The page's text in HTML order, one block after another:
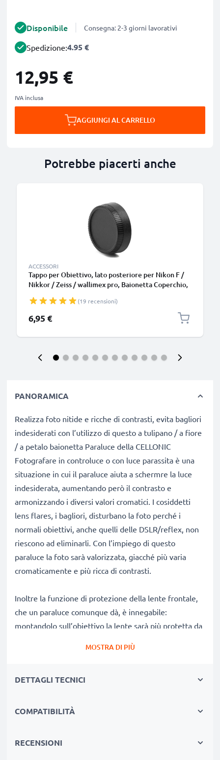
Disponibile Consegna: 2-3 giorni lavorativi
Spedizione:4.95 €
12,95 €
IVA inclusa
AGGIUNGI AL CARRELLO
Potrebbe piacerti anche
ACCESSORI
Tappo per Obiettivo, lato posteriore per Nikon F /
Nikkor / Zeiss / wallimex pro, Baionetta Coperchio,
AI)
(19 recensioni)
6,95 €
PANORAMICA
Realizza foto nitide e ricche di contrasti, evita bagliori
indesiderati con l’utilizzo di questo a tulipano / a fiore
/ a petalo baionetta Paraluce della CELLONIC
Fotografare in controluce o con luce parassita è una
situazione in cui il paraluce aiuta a schermre la luce
indesiderata, aumentando però il contrasto e
armonizzando i diversi valori cromatici. I cosiddetti
lens flares, i bagliori, disturbano la foto perché i
normali obiettivi, anche quelli delle DSLR/reflex, non
riescono ad eliminarli. Con l’impiego di questo
paraluce la foto sarà valorizzata, giacché più varia
cromaticamente e più ricca di contrasti.
Inoltre la funzione di protezione della lente frontale,
che un paraluce comunque dà, è innegabile:
montandolo sull’obiettivo la lente sarà più protetta da
/ a petalo baionetta Paraluce della CELLONIC?
fotocamera/DSLRs/Camcorders Nikon
MOSTRA DI PIÙ
DETTAGLI TECNICI
COMPATIBILITÀ
RECENSIONI